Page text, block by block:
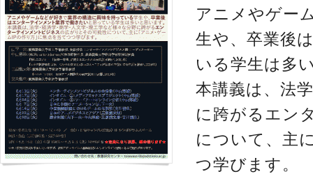
アニメやゲー
生や、卒業後
いる学生は多
本講義は、法
に跨がるエン
について、主
つ学びます。